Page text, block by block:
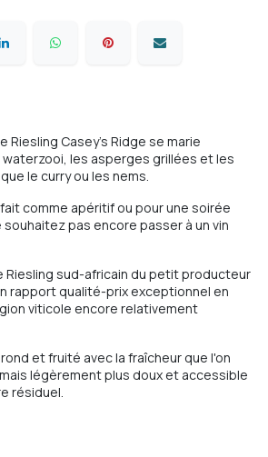
Riesling Casey's Ridge se marie
les asperges grillées et les
le curry ou les nems.
comme apéritif ou pour une soirée
souhaitez pas encore passer à un vin
Riesling sud-africain du petit producteur
rapport qualité-prix exceptionnel en
viticole encore relativement
et fruité avec la fraîcheur que l'on
légèrement plus doux et accessible
résiduel.